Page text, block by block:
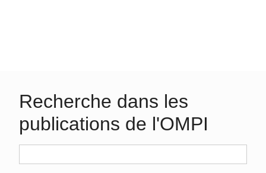
Recherche dans les
publications de l'OMPI